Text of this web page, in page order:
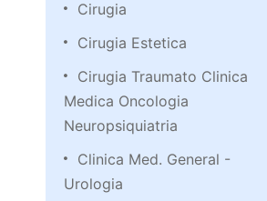
Cirugia
Cirugia Estetica
Cirugia Traumato Clinica
Medica Oncologia
Neuropsiquiatria
Clinica Med. General -
Urologia